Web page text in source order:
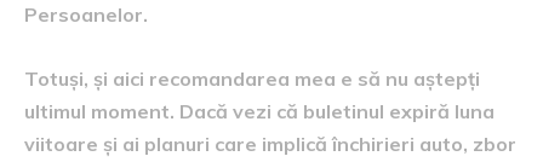
Persoanelor.
Totuși, și aici recomandarea mea e să nu aștepți
ultimul moment. Dacă vezi că buletinul expiră luna
viitoare și ai planuri care implică închirieri auto, zbor